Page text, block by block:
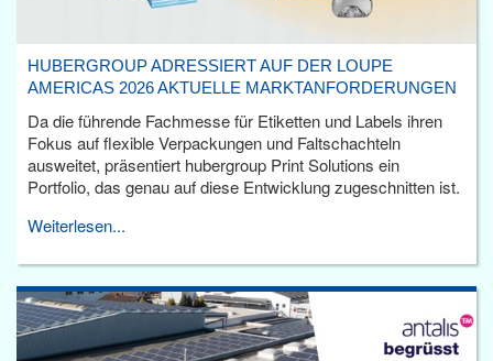
HUBERGROUP ADRESSIERT AUF DER LOUPE
AMERICAS 2026 AKTUELLE MARKTANFORDERUNGEN
Da die führende Fachmesse für Etiketten und Labels ihren
Fokus auf flexible Verpackungen und Faltschachteln
ausweitet, präsentiert hubergroup Print Solutions ein
Portfolio, das genau auf diese Entwicklung zugeschnitten ist.
Weiterlesen...